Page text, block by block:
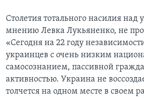
Столетия тотального насилия
мнению Левка Лукьяненко, не
«Сегодня на 22 году
украинцев с очень низким
самосознанием, пассивной
активностью. Украина не
толчется на одном месте в своем